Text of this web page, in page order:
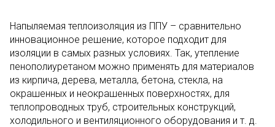
Напыляемая теплоизоляция из ППУ – сравнительно
инновационное решение, которое подходит для
изоляции в самых разных условиях. Так, утепление
пенополиуретаном можно применять для материалов
из кирпича, дерева, металла, бетона, стекла, на
окрашенных и неокрашенных поверхностях, для
теплопроводных труб, строительных конструкций,
холодильного и вентиляционного оборудования и т. д.